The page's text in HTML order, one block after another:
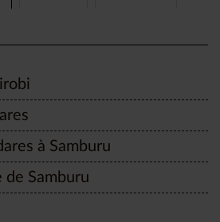
à Samburu
de Samburu